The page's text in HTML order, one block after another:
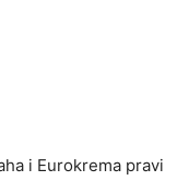
i Eurokrema pravi